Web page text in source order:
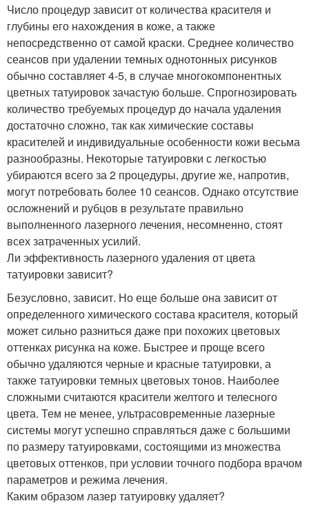
Число процедур зависит от количества красителя и
глубины его нахождения в коже, а также
непосредственно от самой краски. Среднее количество
сеансов при удалении темных однотонных рисунков
обычно составляет 4-5, в случае многокомпонентных
цветных татуировок зачастую больше. Спрогнозировать
количество требуемых процедур до начала удаления
достаточно сложно, так как химические составы
красителей и индивидуальные особенности кожи весьма
разнообразны. Некоторые татуировки с легкостью
убираются всего за 2 процедуры, другие же, напротив,
могут потребовать более 10 сеансов. Однако отсутствие
осложнений и рубцов в результате правильно
выполненного лазерного лечения, несомненно, стоят
всех затраченных усилий.
Ли эффективность лазерного удаления от цвета
татуировки зависит?
Безусловно, зависит. Но еще больше она зависит от
определенного химического состава красителя, который
может сильно разниться даже при похожих цветовых
оттенках рисунка на коже. Быстрее и проще всего
обычно удаляются черные и красные татуировки, а
также татуировки темных цветовых тонов. Наиболее
сложными считаются красители желтого и телесного
цвета. Тем не менее, ультрасовременные лазерные
системы могут успешно справляться даже с большими
по размеру татуировками, состоящими из множества
цветовых оттенков, при условии точного подбора врачом
параметров и режима лечения.
Каким образом лазер татуировку удаляет?